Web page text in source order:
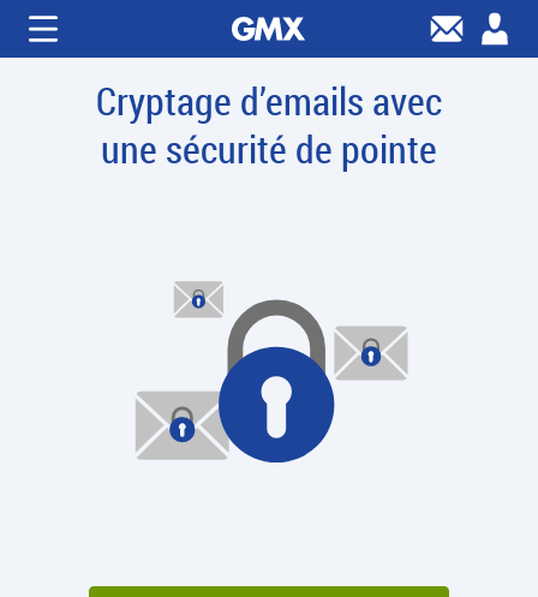
Cryptage d’emails avec
une sécurité de pointe